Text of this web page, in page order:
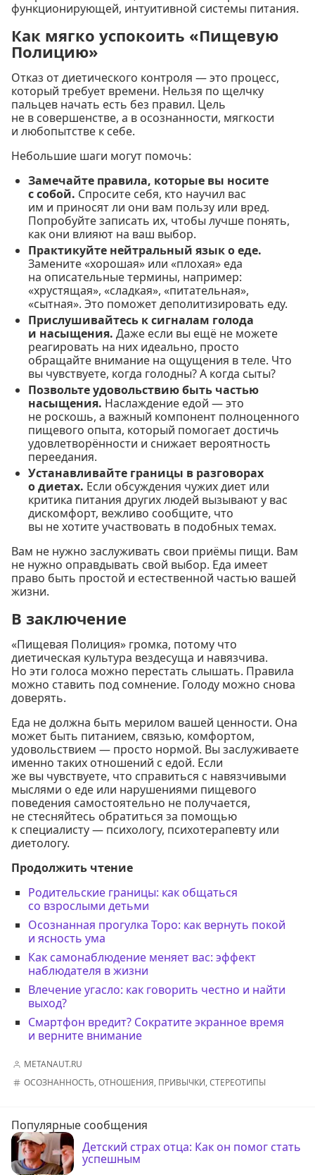
функционирующей, интуитивной системы питания.
Как мягко успокоить «Пищевую
Полицию»
Отказ от диетического контроля — это процесс,
который требует времени. Нельзя по щелчку
пальцев начать есть без правил. Цель
не в совершенстве, а в осознанности, мягкости
и любопытстве к себе.
Небольшие шаги могут помочь:
Замечайте правила, которые вы носите
с собой. Спросите себя, кто научил вас
им и приносят ли они вам пользу или вред.
Попробуйте записать их, чтобы лучше понять,
как они влияют на ваш выбор.
Практикуйте нейтральный язык о еде.
Замените «хорошая» или «плохая» еда
на описательные термины, например:
«хрустящая», «сладкая», «питательная»,
«сытная». Это поможет деполитизировать еду.
Прислушивайтесь к сигналам голода
и насыщения. Даже если вы ещё не можете
реагировать на них идеально, просто
обращайте внимание на ощущения в теле. Что
вы чувствуете, когда голодны? А когда сыты?
Позвольте удовольствию быть частью
насыщения. Наслаждение едой — это
не роскошь, а важный компонент полноценного
пищевого опыта, который помогает достичь
удовлетворённости и снижает вероятность
переедания.
Устанавливайте границы в разговорах
о диетах. Если обсуждения чужих диет или
критика питания других людей вызывают у вас
дискомфорт, вежливо сообщите, что
вы не хотите участвовать в подобных темах.
Вам не нужно заслуживать свои приёмы пищи. Вам
не нужно оправдывать свой выбор. Еда имеет
право быть простой и естественной частью вашей
жизни.
В заключение
«Пищевая Полиция» громка, потому что
диетическая культура вездесуща и навязчива.
Но эти голоса можно перестать слышать. Правила
можно ставить под сомнение. Голоду можно снова
доверять.
Еда не должна быть мерилом вашей ценности. Она
может быть питанием, связью, комфортом,
удовольствием — просто нормой. Вы заслуживаете
именно таких отношений с едой. Если
же вы чувствуете, что справиться с навязчивыми
мыслями о еде или нарушениями пищевого
поведения самостоятельно не получается,
не стесняйтесь обратиться за помощью
к специалисту — психологу, психотерапевту или
диетологу.
Продолжить чтение
Родительские границы: как общаться
со взрослыми детьми
Осознанная прогулка Торо: как вернуть покой
и ясность ума
Как самонаблюдение меняет вас: эффект
наблюдателя в жизни
Влечение угасло: как говорить честно и найти
выход?
Смартфон вредит? Сократите экранное время
и верните внимание
METANAUT.RU
ОСОЗНАННОСТЬ,ОТНОШЕНИЯ, ПРИВЫЧКИ,СТЕРЕОТИПЫ
Популярные сообщения
Детский страх отца: Как он помог стать
успешным